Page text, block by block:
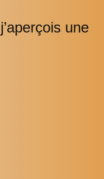
une